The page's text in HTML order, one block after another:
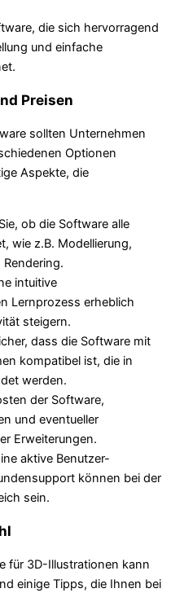
die sich hervorragend
und einfache
Preisen
sollten Unternehmen
Optionen
Aspekte, die
ob die Software alle
wie z.B. Modellierung,
intuitive
Lernprozess erheblich
steigern.
dass die Software mit
kompatibel ist, die in
werden.
der Software,
und eventueller
Erweiterungen.
aktive Benutzer-
können bei der
sein.
für 3D-Illustrationen kann
einige Tipps, die Ihnen bei